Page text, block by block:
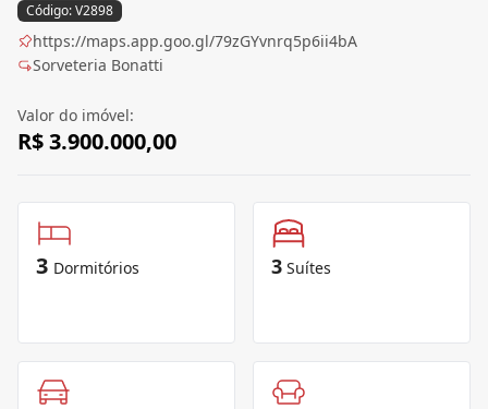
Código: V2898
https://maps.app.goo.gl/79zGYvnrq5p6ii4bA
Sorveteria Bonatti
Valor do imóvel:
R$ 3.900.000,00
3 Dormitórios 3 Suítes